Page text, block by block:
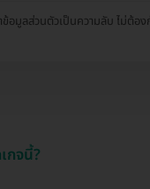
ข้อมูลส่วนตัวเป็นความลับ ไม่ต้อง
กจนี้?